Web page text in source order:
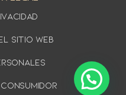
sitio web